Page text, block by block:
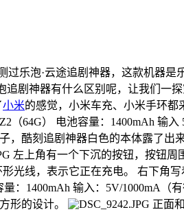
过乐泡·云途追剧神器，这款机器
追剧神器有什么区别呢，让我们一
小米的感觉，小米车充、小米手环都
（64G） 电池容量：1400mAh 输
，酷刻追剧神器白色的本体露了出
左上角有一个下沉的按钮，按钮
光线，表示它正在充电。 右下角
量：1400mAh 输入：5V/1000mA（
形的设计。
正面